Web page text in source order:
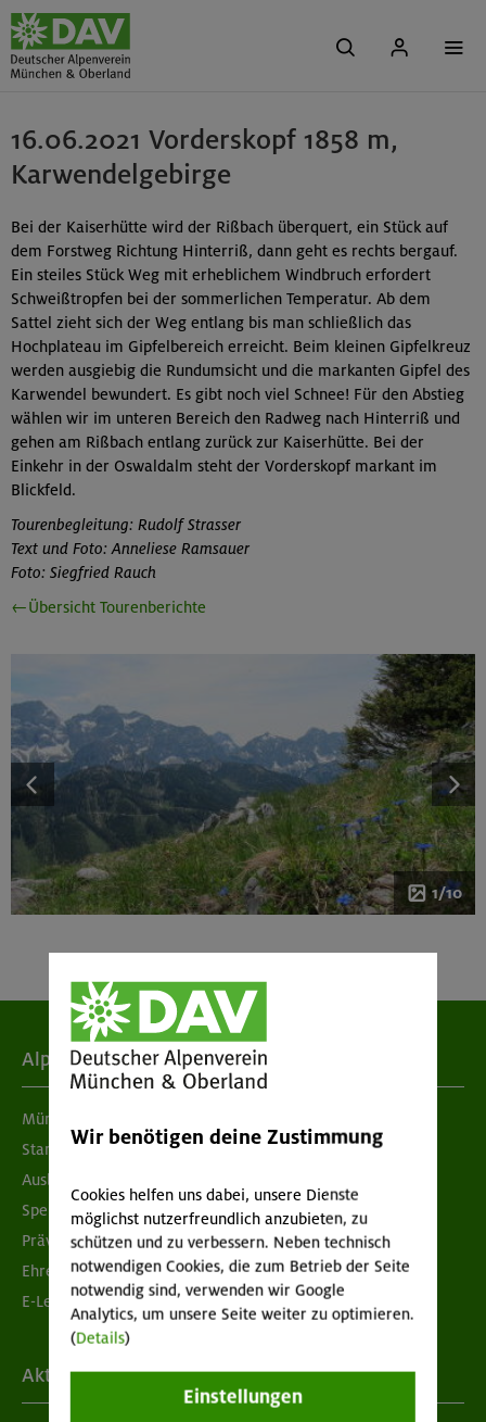
16.06.2021 Vorderskopf 1858 m,
Karwendelgebirge
Bei der Kaiserhütte wird der Rißbach überquert, ein Stück auf
dem Forstweg Richtung Hinterriß, dann geht es rechts bergauf.
Ein steiles Stück Weg mit erheblichem Windbruch erfordert
Schweißtropfen bei der sommerlichen Temperatur. Ab dem
Sattel zieht sich der Weg entlang bis man schließlich das
Hochplateau im Gipfelbereich erreicht. Beim kleinen Gipfelkreuz
werden ausgiebig die Rundumsicht und die markanten Gipfel des
Karwendel bewundert. Es gibt noch viel Schnee! Für den Abstieg
wählen wir im unteren Bereich den Radweg nach Hinterriß und
gehen am Rißbach entlang zurück zur Kaiserhütte. Bei der
Einkehr in der Oswaldalm steht der Vorderskopf markant im
Blickfeld.
Tourenbegleitung: Rudolf Strasser
Text und Foto: Anneliese Ramsauer
Foto: Siegfried Rauch
←Übersicht Tourenberichte
1/10
Alpenverein
München & Oberland
Standorte
Ausbildung & Jobs
Spenden
Prävention sexualisierter Gewalt
Ehrenamtsbörse
E-Learning
Aktuelles
Wir benötigen deine Zustimmung
Cookies helfen uns dabei, unsere Dienste
möglichst nutzerfreundlich anzubieten, zu
schützen und zu verbessern. Neben technisch
notwendigen Cookies, die zum Betrieb der Seite
notwendig sind, verwenden wir Google
Analytics, um unsere Seite weiter zu optimieren.
(Details)
Einstellungen